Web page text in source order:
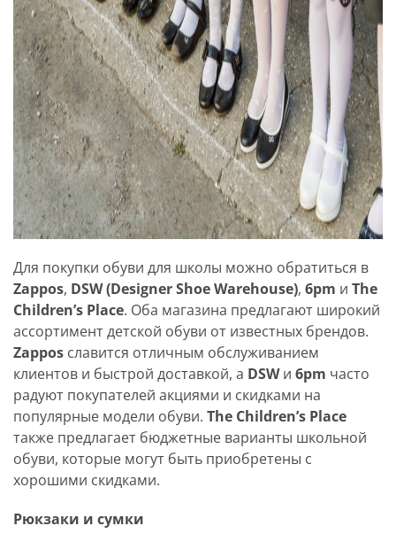
Для покупки обуви для школы можно обратиться в
Zappos, DSW (Designer Shoe Warehouse), 6pm и The
Children’s Place. Оба магазина предлагают широкий
ассортимент детской обуви от известных брендов.
Zappos славится отличным обслуживанием
клиентов и быстрой доставкой, а DSWи 6pm часто
радуют покупателей акциями и скидками на
популярные модели обуви. The Children’s Place
также предлагает бюджетные варианты школьной
обуви, которые могут быть приобретены с
хорошими скидками.
Рюкзаки и сумки